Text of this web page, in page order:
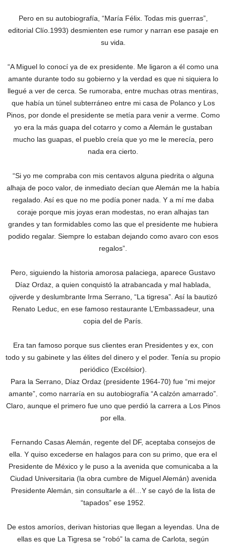
Pero en su autobiografía, “María Félix. Todas mis guerras”,
editorial Clío.1993) desmienten ese rumor y narran ese pasaje en
su vida.
“A Miguel lo conocí ya de ex presidente. Me ligaron a él como una
amante durante todo su gobierno y la verdad es que ni siquiera lo
llegué a ver de cerca. Se rumoraba, entre muchas otras mentiras,
que había un túnel subterráneo entre mi casa de Polanco y Los
Pinos, por donde el presidente se metía para venir a verme. Como
yo era la más guapa del cotarro y como a Alemán le gustaban
mucho las guapas, el pueblo creía que yo me le merecía, pero
nada era cierto.
“Si yo me compraba con mis centavos alguna piedrita o alguna
alhaja de poco valor, de inmediato decían que Alemán me la había
regalado. Así es que no me podía poner nada. Y a mí me daba
coraje porque mis joyas eran modestas, no eran alhajas tan
grandes y tan formidables como las que el presidente me hubiera
podido regalar. Siempre lo estaban dejando como avaro con esos
regalos”.
Pero, siguiendo la historia amorosa palaciega, aparece Gustavo
Díaz Ordaz, a quien conquistó la atrabancada y mal hablada,
ojiverde y deslumbrante Irma Serrano, “La tigresa”. Así la bautizó
Renato Leduc, en ese famoso restaurante L’Embassadeur, una
copia del de París.
Era tan famoso porque sus clientes eran Presidentes y ex, con
todo y su gabinete y las élites del dinero y el poder. Tenía su propio
periódico (Excélsior).
Para la Serrano, Díaz Ordaz (presidente 1964-70) fue “mi mejor
amante”, como narraría en su autobiografía “A calzón amarrado”.
Claro, aunque el primero fue uno que perdió la carrera a Los Pinos
por ella.
Fernando Casas Alemán, regente del DF, aceptaba consejos de
ella. Y quiso excederse en halagos para con su primo, que era el
Presidente de México y le puso a la avenida que comunicaba a la
Ciudad Universitaria (la obra cumbre de Miguel Alemán) avenida
Presidente Alemán, sin consultarle a él…Y se cayó de la lista de
“tapados” ese 1952.
De estos amoríos, derivan historias que llegan a leyendas. Una de
ellas es que La Tigresa se “robó” la cama de Carlota, según